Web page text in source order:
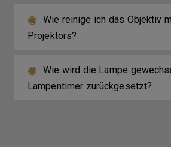
Wie reinige ich das Objektiv
Projektors?
Wie wird die Lampe
Lampentimer zurückgesetzt?